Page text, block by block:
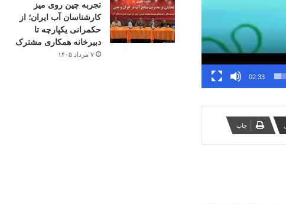
02:33
چاپ
تجربه چین روی میز
کارشناسان آب ایران؛ از
حکمرانی یکپارچه تا
دبیرخانه همکاری مشترک
۷ مرداد ۱۴۰۵